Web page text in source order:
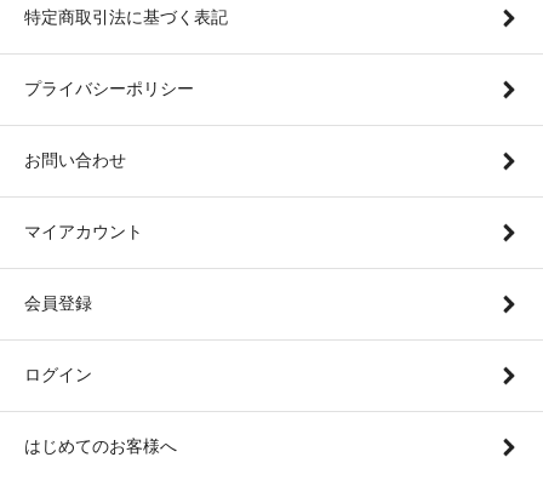
特定商取引法に基づく表記
プライバシーポリシー
お問い合わせ
マイアカウント
会員登録
ログイン
はじめてのお客様へ